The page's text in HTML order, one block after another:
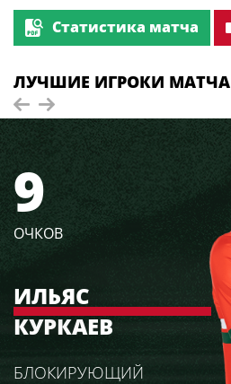
Статистика матча
ЛУЧШИЕ ИГРОКИ МАТЧА
9
ОЧКОВ
ИЛЬЯС
КУРКАЕВ
БЛОКИРУЮЩИЙ